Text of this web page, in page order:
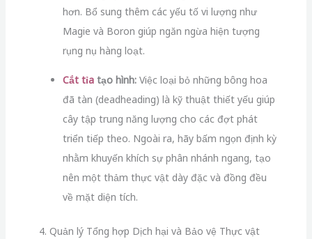
hơn. Bổ sung thêm các yếu tố vi lượng như
Magie và Boron giúp ngăn ngừa hiện tượng
rụng nụ hàng loạt.
Cắt tỉatạo hình:Việc loại bỏ những bông hoa
đã tàn (deadheading) là kỹ thuật thiết yếu giúp
cây tập trung năng lượng cho các đợt phát
triển tiếp theo. Ngoài ra, hãy bấm ngọn định kỳ
nhằm khuyến khích sự phân nhánh ngang, tạo
nên một thảm thực vật dày đặc và đồng đều
về mặt diện tích.
4. Quản lý Tổng hợp Dịch hại và Bảo vệ Thực vật